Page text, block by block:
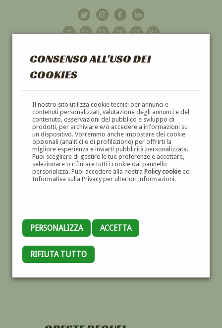
CONSENSO ALL'USO DEI
COOKIES
Il nostro sito utilizza cookie tecnici per annunci e
contenuti personalizzati, valutazione degli annunci e del
contenuto, osservazioni del pubblico e sviluppo di
prodotti, per archiviare e/o accedere a informazioni su
un dispositivo. Vorremmo anche impostare dei cookie
opzionali (analitici e di profilazione) per offrirti la
migliore esperienza e inviarti pubblicità personalizzata.
Puoi scegliere di gestire le tue preferenze e accettare,
selezionare o rifiutare tutti i cookie dal pannello
personalizza. Puoi accedere alla nostra Policy cookieed
Informativa sulla Privacy per ulteriori informazioni.
PERSONALIZZA ACCETTA
RIFIUTA TUTTO
GALLERIAD'ARTE
DIPINTI E SCULTURE '800 E '900